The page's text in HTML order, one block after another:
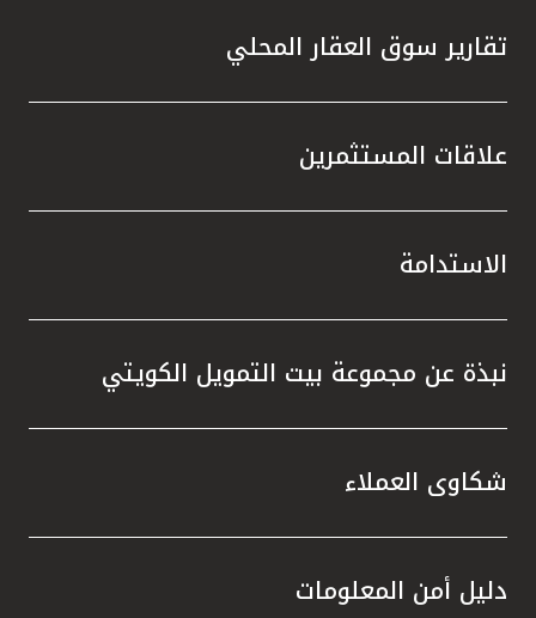
تقارير سوق العقار المحلي
علاقات المستثمرين
الاستدامة
نبذة عن مجموعة بيت التمويل الكويتي
شكاوى العملاء
دليل أمن المعلومات